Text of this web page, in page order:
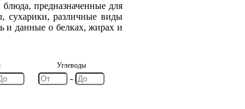
предназначенные для
сухарики, различные виды
и данные о белках, жирах и
Углеводы
-